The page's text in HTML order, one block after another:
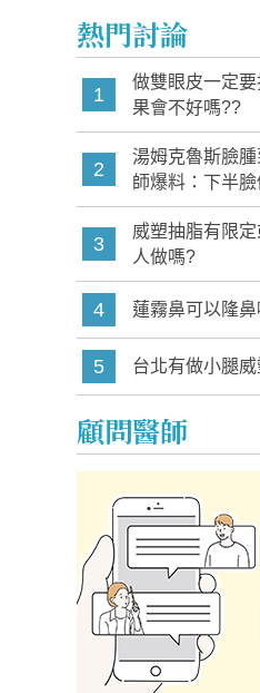
熱門討論
1
做雙眼皮一定
果會不好嗎??
2
湯姆克魯斯臉
師爆料：下半
3
威塑抽脂有限
人做嗎?
4 蓮霧鼻可以隆鼻
5 台北有做小腿
顧問醫師